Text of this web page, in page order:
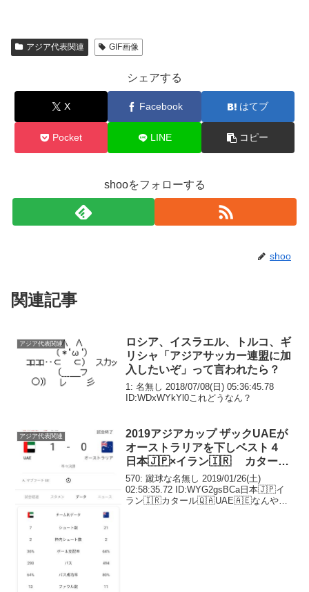
アジア代表関連 GIF画像
シェアする
X Facebook はてブ
Pocket LINE コピー
shooをフォローする
shoo
関連記事
アジア代表関連
ロシア、イスラエル、トルコ、ギ
リシャ「アジアサッカー連盟に加
入したいぞ」って言われたら？
1: 名無し 2018/07/08(日) 05:36:45.78
ID:WDxWYkYl0これどうなん？
アジア代表関連
2019アジアカップ ザックUAEが
オーストラリアを下しベスト４
日本🇯🇵×イラン🇮🇷 カタール
🇶🇦×UAE🇦🇪
570: 蹴球な名無し 2019/01/26(土)
02:58:35.72 ID:WYG2gsBCa日本🇯🇵イ
ラン🇮🇷カタール🇶🇦UAE🇦🇪なんやこ